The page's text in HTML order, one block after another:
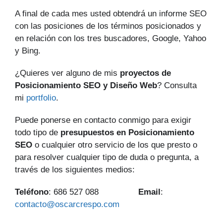
A final de cada mes usted obtendrá un informe SEO
con las posiciones de los términos posicionados y
en relación con los tres buscadores, Google, Yahoo
y Bing.
¿Quieres ver alguno de mis proyectos de
Posicionamiento SEO y Diseño Web? Consulta
mi portfolio.
Puede ponerse en contacto conmigo para exigir
todo tipo de presupuestos en Posicionamiento
SEO o cualquier otro servicio de los que presto o
para resolver cualquier tipo de duda o pregunta, a
través de los siguientes medios:
Teléfono: 686 527 088 Email :
contacto@oscarcrespo.com